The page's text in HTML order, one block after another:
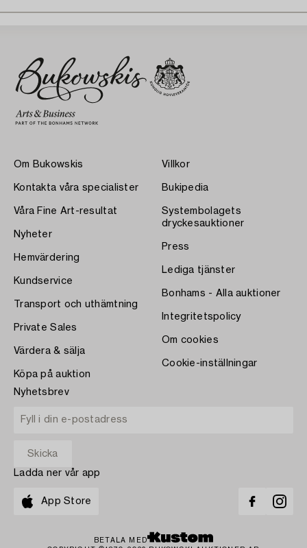
Om Bukowskis
Kontakta våra specialister
Våra Fine Art-resultat
Nyheter
Hemvärdering
Kundservice
Transport och uthämtning
Private Sales
Värdera & sälja
Köpa på auktion
Villkor
Bukipedia
Systembolagets
dryckesauktioner
Press
Lediga tjänster
Bonhams - Alla auktioner
Integritetspolicy
Om cookies
Cookie-inställningar
Nyhetsbrev
Ladda ner vår app
App Store
BETALA MED